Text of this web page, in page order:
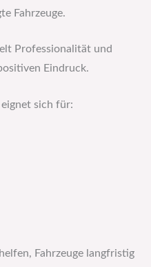
Fahrzeuge.
Professionalität und
Eindruck.
sich für:
Fahrzeuge langfristig